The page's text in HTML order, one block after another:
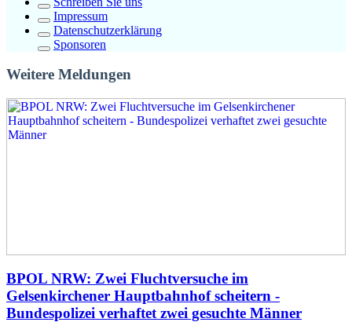
Impressum
Datenschutzerklärung
Sponsoren
Weitere Meldungen
BPOL NRW: Zwei Fluchtversuche im
Gelsenkirchener Hauptbahnhof scheitern -
Bundespolizei verhaftet zwei gesuchte Männer